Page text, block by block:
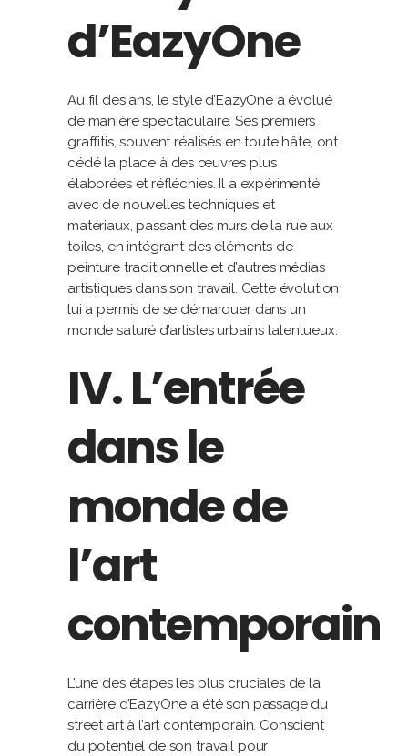
d’EazyOne
Au fil des ans, le style d’EazyOne a évolué
de manière spectaculaire. Ses premiers
graffitis, souvent réalisés en toute hâte, ont
cédé la place à des œuvres plus
élaborées et réfléchies. Il a expérimenté
avec de nouvelles techniques et
matériaux, passant des murs de la rue aux
toiles, en intégrant des éléments de
peinture traditionnelle et d’autres médias
artistiques dans son travail. Cette évolution
lui a permis de se démarquer dans un
monde saturé d’artistes urbains talentueux.
IV. L’entrée
dans le
monde de
l’art
contemporain
L’une des étapes les plus cruciales de la
carrière d’EazyOne a été son passage du
street art à l’art contemporain. Conscient
du potentiel de son travail pour